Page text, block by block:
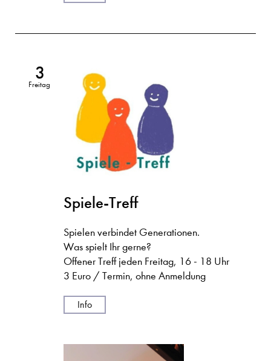
3
Freitag
Spiele-Treff
Spielen verbindet Generationen.
Was spielt Ihr gerne?
Offener Treff jeden Freitag, 16 - 18 Uhr
3 Euro / Termin, ohne Anmeldung
Info